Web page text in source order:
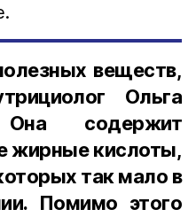
веществ,
Ольга
содержит
жирные кислоты,
так мало в
Помимо этого